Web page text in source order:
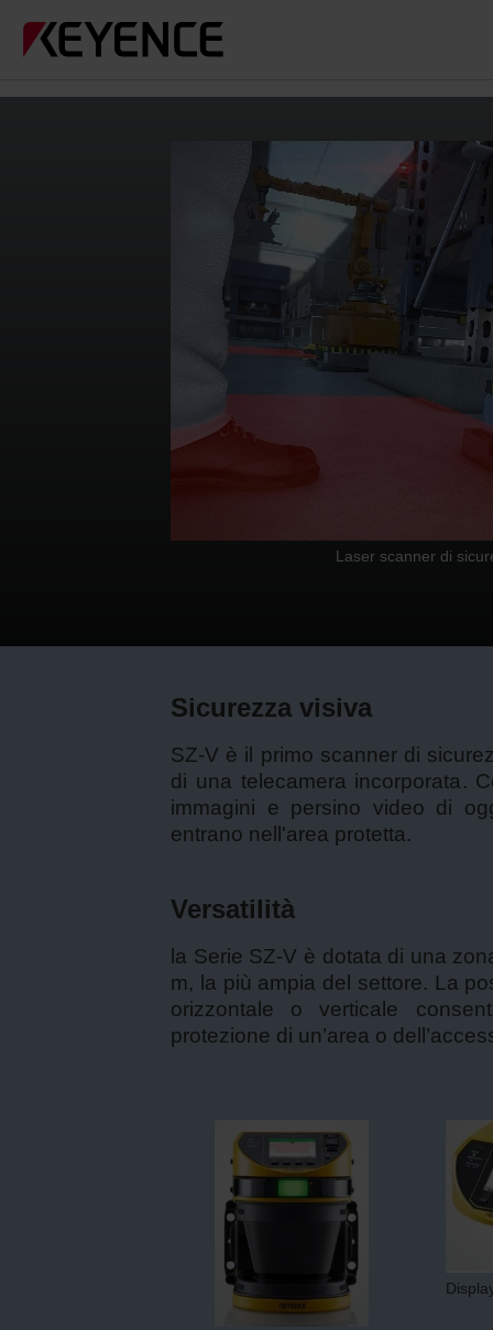
Laser scanner di
Sicurezza visiva
SZ-V è il primo scanner di
di una telecamera incorporata.
immagini e persino video di
entrano nell'area protetta.
Versatilità
la Serie SZ-V è dotata di una
m, la più ampia del settore. La
orizzontale o verticale
protezione di un’area o